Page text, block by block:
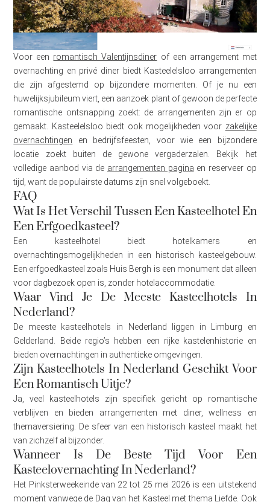
Voor een romantisch Valentijnsdiner of een arrangement met
overnachting en privé diner biedt Kasteelelsloo arrangementen
die zijn afgestemd op bijzondere momenten. Of je nu een
huwelijksjubileum viert, een aanzoek plant of gewoon de perfecte
romantische ontsnapping zoekt: de arrangementen zijn er op
gemaakt. Kasteelelsloo biedt ook mogelijkheden voor zakelijke
overnachtingen en bedrijfsfeesten, voor wie een bijzondere
locatie zoekt buiten de gewone vergaderzalen. Bekijk het
volledige aanbod via de arrangementen pagina en reserveer op
tijd, want de populairste datums zijn snel volgeboekt.
FAQ
Wat Is Het Verschil Tussen Een Kasteelhotel En
Een Erfgoedkasteel?
Een kasteelhotel biedt hotelkamers en
overnachtingsmogelijkheden in een historisch kasteelgebouw.
Een erfgoedkasteel zoals Huis Bergh is een monument dat alleen
voor dagbezoek open is, zonder hotelaccommodatie.
Waar Vind Je De Meeste Kasteelhotels In
Nederland?
De meeste kasteelhotels in Nederland liggen in Limburg en
Gelderland. Beide regio’s hebben een rijke kastelenhistorie en
bieden overnachtingen in authentieke omgevingen.
Zijn Kasteelhotels In Nederland Geschikt Voor
Een Romantisch Uitje?
Ja, veel kasteelhotels zijn specifiek gericht op romantische
verblijven en bieden arrangementen met diner, wellness en
themaversiering. De sfeer van een historisch kasteel maakt het
van zichzelf al bijzonder.
Wanneer Is De Beste Tijd Voor Een
Kasteelovernachting In Nederland?
Het Pinksterweekeinde van 22 tot 25 mei 2026 is een uitstekend
moment vanwege de Dag van het Kasteel met thema Liefde. Ook